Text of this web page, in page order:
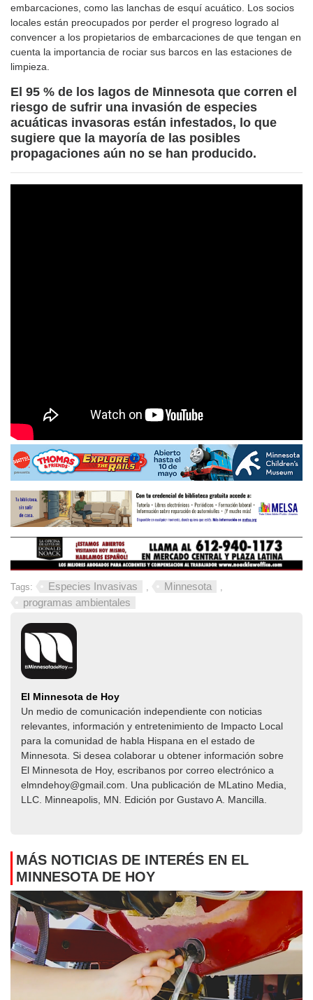
embarcaciones, como las lanchas de esquí acuático. Los socios
locales están preocupados por perder el progreso logrado al
convencer a los propietarios de embarcaciones de que tengan en
cuenta la importancia de rociar sus barcos en las estaciones de
limpieza.
El 95 % de los lagos de Minnesota que corren el
riesgo de sufrir una invasión de especies
acuáticas invasoras están infestados, lo que
sugiere que la mayoría de las posibles
propagaciones aún no se han producido.
Tags: Especies Invasivas Minnesota
programas ambientales
El Minnesota de Hoy
Un medio de comunicación independiente con noticias
relevantes, información y entretenimiento de Impacto Local​​
para la comunidad de habla Hispana en el estado de
Minnesota. Si desea colaborar u obtener información sobre
El Minnesota de Hoy, escribanos por correo electrónico a
elmndehoy@gmail.com. Una publicación de MLatino Media,
LLC. Minneapolis, MN. Edición por Gustavo A. Mancilla.
MÁS NOTICIAS DE INTERÉS EN EL
MINNESOTA DE HOY